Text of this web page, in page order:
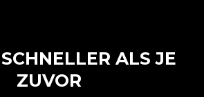
ZUVOR